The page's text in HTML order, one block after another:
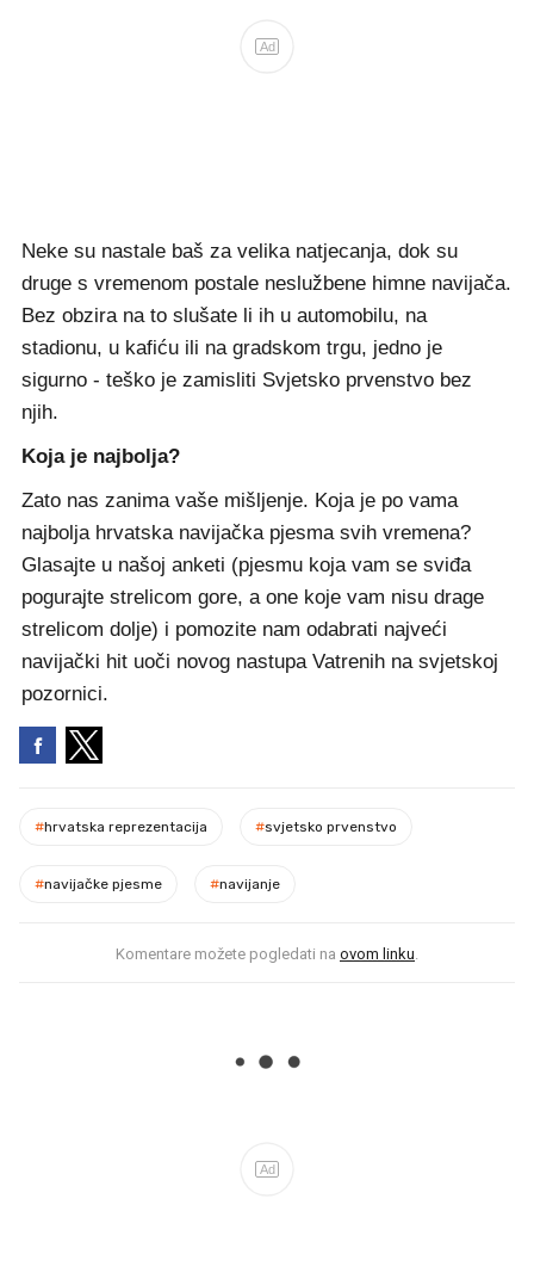
Ad
Neke su nastale baš za velika natjecanja, dok su
druge s vremenom postale neslužbene himne navijača.
Bez obzira na to slušate li ih u automobilu, na
stadionu, u kafiću ili na gradskom trgu, jedno je
sigurno - teško je zamisliti Svjetsko prvenstvo bez
njih.
Koja je najbolja?
Zato nas zanima vaše mišljenje. Koja je po vama
najbolja hrvatska navijačka pjesma svih vremena?
Glasajte u našoj anketi (pjesmu koja vam se sviđa
pogurajte strelicom gore, a one koje vam nisu drage
strelicom dolje) i pomozite nam odabrati najveći
navijački hit uoči novog nastupa Vatrenih na svjetskoj
pozornici.
#hrvatska reprezentacija #svjetsko prvenstvo
#navijačke pjesme #navijanje
Komentare možete pogledati na ovom linku.
Ad